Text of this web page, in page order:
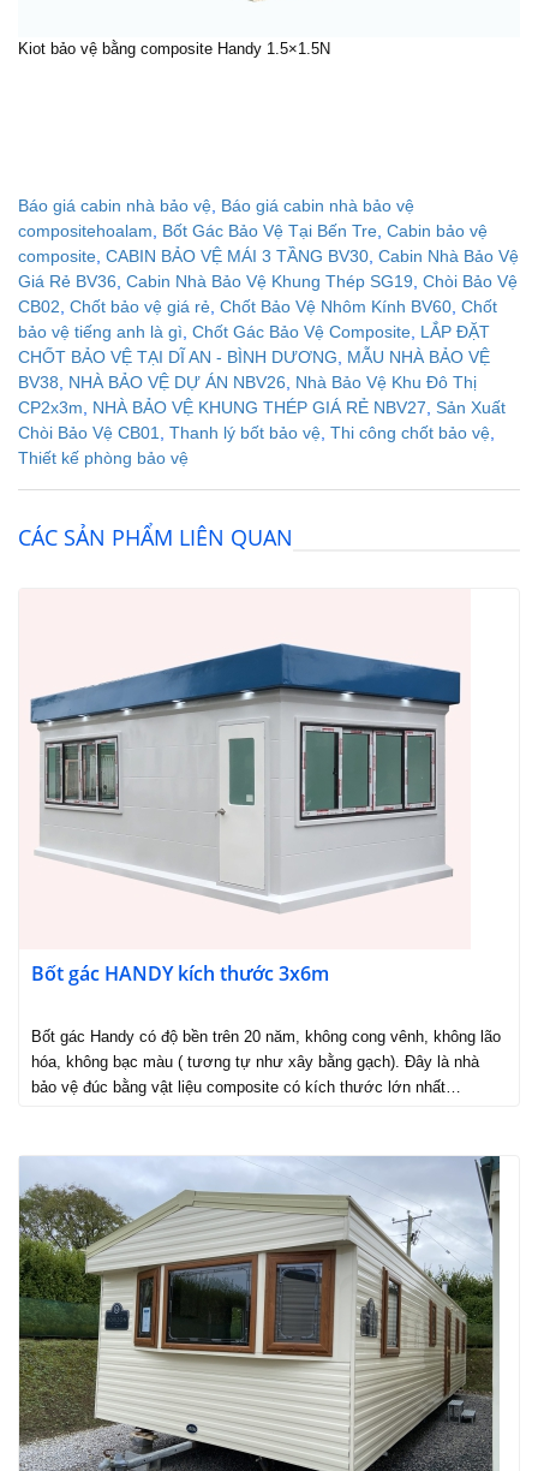
Kiot bảo vệ bằng composite Handy 1.5×1.5N
Báo giá cabin nhà bảo vệ Báo giá cabin nhà bảo vệ
compositehoalam
Bốt Gác Bảo Vệ Tại Bến Tre Cabin bảo vệ
composite CABIN BẢO VỆ MÁI 3 TẦNG BV30 Cabin Nhà Bảo Vệ
Giá Rẻ BV36 Cabin Nhà Bảo Vệ Khung Thép SG19 Chòi Bảo Vệ
CB02 Chốt bảo vệ giá rẻ Chốt Bảo Vệ Nhôm Kính BV60 Chốt
bảo vệ tiếng anh là gì Chốt Gác Bảo Vệ Composite LẮP ĐẶT
CHỐT BẢO VỆ TẠI DĨ AN - BÌNH DƯƠNG
MẪU NHÀ BẢO VỆ
BV38
NHÀ BẢO VỆ DỰ ÁN NBV26
Nhà Bảo Vệ Khu Đô Thị
CP2x3m
NHÀ BẢO VỆ KHUNG THÉP GIÁ RẺ NBV27 Sản Xuất
Chòi Bảo Vệ CB01
Thanh lý bốt bảo vệ Thi công chốt bảo vệ
Thiết kế phòng bảo vệ
CÁC SẢN PHẨM LIÊN QUAN
Bốt gác HANDY kích thước 3x6m
Bốt gác Handy có độ bền trên 20 năm, không cong vênh, không lão
hóa, không bạc màu ( tương tự như xây bằng gạch). Đây là nhà
bảo vệ đúc bằng vật liệu composite có kích thước lớn nhất…